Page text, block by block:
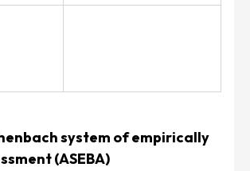
system of empirically
(ASEBA)